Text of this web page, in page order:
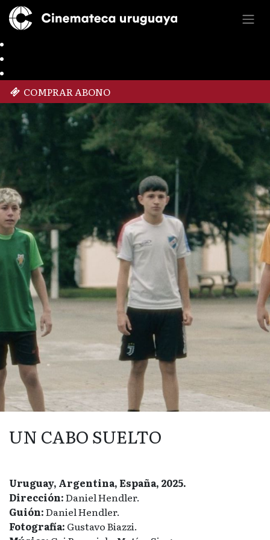
COMPRAR ABONO
UN CABO SUELTO
Uruguay, Argentina, España, 2025.
Dirección:Daniel Hendler.
Guión:Daniel Hendler.
Fotografía: Gustavo Biazzi.